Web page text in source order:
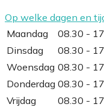
Op welke dagen en
Maandag
08.30 -
Dinsdag
08.30 -
Woensdag 08.30 -
Donderdag 08.30 -
Vrijdag
08.30 -